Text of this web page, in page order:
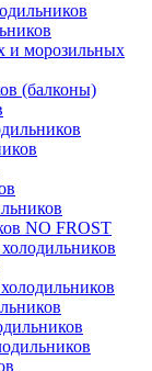
и морозильных
(балконы)
NO FROST